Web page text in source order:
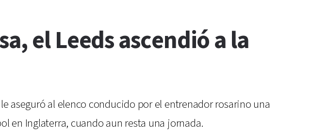
el Leeds ascendió a la
aseguró al elenco conducido por el entrenador rosarino una
en Inglaterra, cuando aun resta una jornada.